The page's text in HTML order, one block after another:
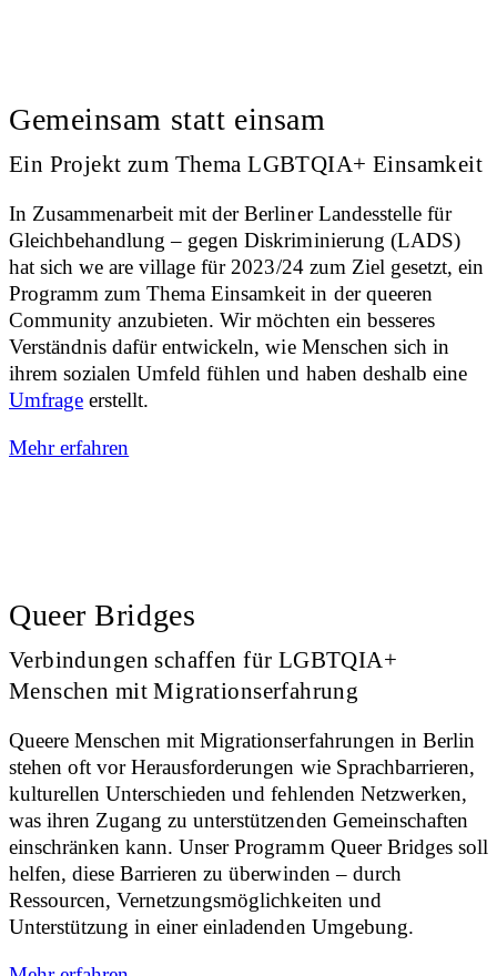
Gemeinsam statt einsam
Ein Projekt zum Thema LGBTQIA+ Einsamkeit
In Zusammenarbeit mit der Berliner Landesstelle für
Gleichbehandlung – gegen Diskriminierung (LADS)
hat sich we are village für 2023/24 zum Ziel gesetzt, ein
Programm zum Thema Einsamkeit in der queeren
Community anzubieten. Wir möchten ein besseres
Verständnis dafür entwickeln, wie Menschen sich in
ihrem sozialen Umfeld fühlen und haben deshalb eine
Umfrage erstellt.
Mehr erfahren
Queer Bridges
Verbindungen schaffen für LGBTQIA+
Menschen mit Migrationserfahrung
Queere Menschen mit Migrationserfahrungen in Berlin
stehen oft vor Herausforderungen wie Sprachbarrieren,
kulturellen Unterschieden und fehlenden Netzwerken,
was ihren Zugang zu unterstützenden Gemeinschaften
einschränken kann. Unser Programm Queer Bridges soll
helfen, diese Barrieren zu überwinden – durch
Ressourcen, Vernetzungsmöglichkeiten und
Unterstützung in einer einladenden Umgebung.